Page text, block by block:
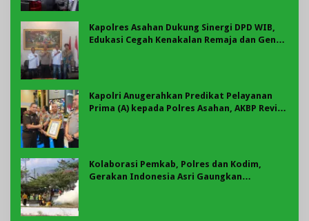
Kapolres Asahan Dukung Sinergi DPD WIB,
Edukasi Cegah Kenakalan Remaja dan Geng
Kapolri Anugerahkan Predikat Pelayanan
Prima (A) kepada Polres Asahan, AKBP Revi
Kolaborasi Pemkab, Polres dan Kodim,
Gerakan Indonesia Asri Gaungkan